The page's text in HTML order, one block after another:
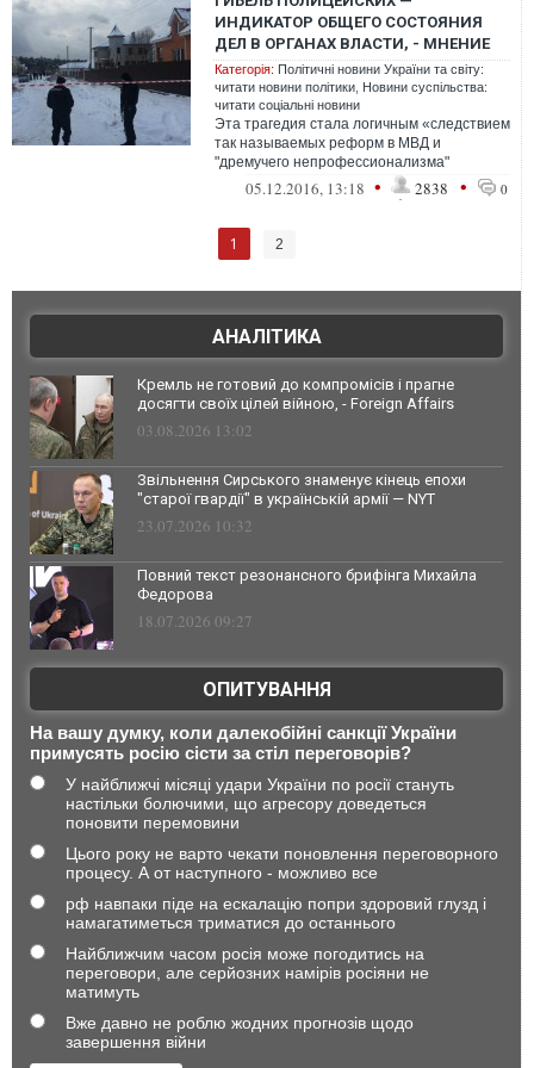
ИНДИКАТОР ОБЩЕГО СОСТОЯНИЯ
ДЕЛ В ОРГАНАХ ВЛАСТИ, - МНЕНИЕ
Категорія: Політичні новини України та світу:
читати новини політики Новини суспільства:
читати соціальні новини
Эта трагедия стала логичным «следствием
так называемых реформ в МВД и
"дремучего непрофессионализма"
руководства полици
05.12.2016, 13:18 • 2838 • 0
1 2
АНАЛІТИКА
Кремль не готовий до компромісів і прагне
досягти своїх цілей війною, - Foreign Affairs
03.08.2026 13:02
Звільнення Сирського знаменує кінець епохи
"старої гвардії" в українській армії — NYT
23.07.2026 10:32
Повний текст резонансного брифінга Михайла
Федорова
18.07.2026 09:27
ОПИТУВАННЯ
На вашу думку, коли далекобійні санкції України
примусять росію сісти за стіл переговорів?
У найближчі місяці удари України по росії стануть
настільки болючими, що агресору доведеться
поновити перемовини
Цього року не варто чекати поновлення переговорного
процесу. А от наступного - можливо все
рф навпаки піде на ескалацію попри здоровий глузд і
намагатиметься триматися до останнього
Найближчим часом росія може погодитись на
переговори, але серйозних намірів росіяни не
матимуть
Вже давно не роблю жодних прогнозів щодо
завершення війни